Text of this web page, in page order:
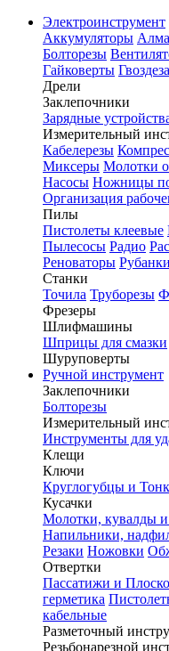
Электроинструмент
Аккумуляторы
Болторезы
Гайковерты
Дрели
Заклепочники
Зарядные
Измерительный
Кабелерезы
Миксеры Молотки
Насосы Ножницы
Организация
Пилы
Пистолеты клеевые
Пылесосы Радио
Реноваторы Рубанки
Станки
Точила Труборезы
Фрезеры
Шлифмашины
Шприцы для смазки
Шуруповерты
Ручной инструмент
Заклепочники
Болторезы
Измерительный
Инструменты для
Клещи
Ключи
Круглогубцы и
Кусачки
Молотки, кувалды
Напильники,
Резаки Ножовки
Отвертки
Пассатижи и
герметика
кабельные
Разметочный
Резьбонарезной